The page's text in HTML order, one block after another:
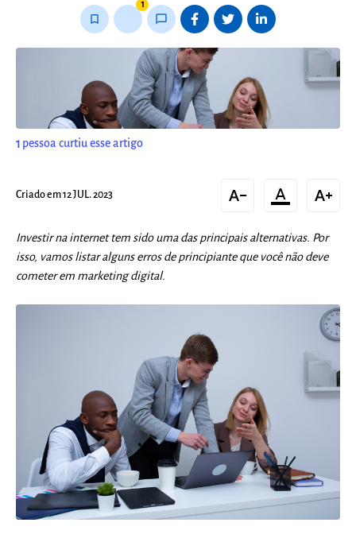
bookmark_border
1
chat_bubble_outline
1 pessoa curtiu esse artigo
Criado em 12 JUL. 2023 text_decrease format_color_text text_increase
Investir na internet tem sido uma das principais alternativas. Por
isso, vamos listar alguns erros de principiante que você não deve
cometer em marketing digital.